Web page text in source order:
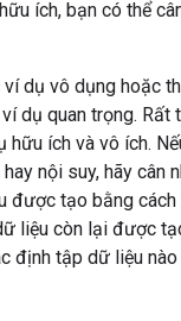
ích, bạn có thể
dụ vô dụng hoặc
dụ quan trọng. Rất
hữu ích và vô ích.
nội suy, hãy cân
được tạo bằng
liệu còn lại được
định tập dữ liệu